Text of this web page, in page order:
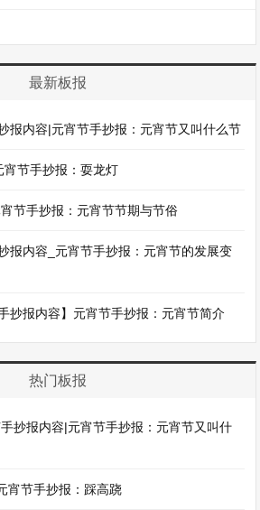
最新板报
报内容|元宵节手抄报：元宵节又叫什么节
宵节手抄报：耍龙灯
节手抄报：元宵节节期与节俗
报内容_元宵节手抄报：元宵节的发展变
抄报内容】元宵节手抄报：元宵节简介
热门板报
抄报内容|元宵节手抄报：元宵节又叫什
宵节手抄报：踩高跷